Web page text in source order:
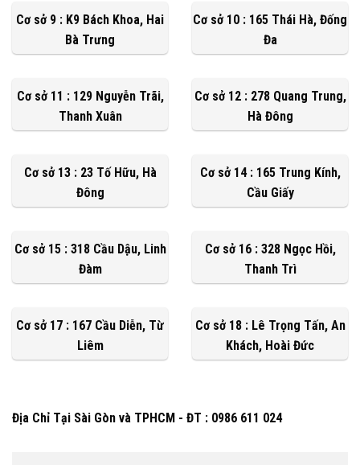
Cơ sở 9 : K9 Bách Khoa, Hai
Bà Trưng
Cơ sở 10 : 165 Thái Hà, Đống
Đa
Cơ sở 11 : 129 Nguyễn Trãi,
Thanh Xuân
Cơ sở 12 : 278 Quang Trung,
Hà Đông
Cơ sở 13 : 23 Tố Hữu, Hà
Đông
Cơ sở 14 : 165 Trung Kính,
Cầu Giấy
Cơ sở 15 : 318 Cầu Dậu, Linh
Đàm
Cơ sở 16 : 328 Ngọc Hồi,
Thanh Trì
Cơ sở 17 : 167 Cầu Diễn, Từ
Liêm
Cơ sở 18 : Lê Trọng Tấn, An
Khách, Hoài Đức
Địa Chỉ Tại Sài Gòn và TPHCM - ĐT : 0986 611 024